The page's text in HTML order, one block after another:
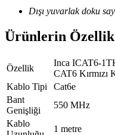
Dışı yuvarlak doku
Ürünlerin Özellik
Özellik
Inca ICAT6-
CAT6 Kırmızı
Kablo Tipi
Cat6e
Bant
Genişliği
550 MHz
Kablo
1 metre